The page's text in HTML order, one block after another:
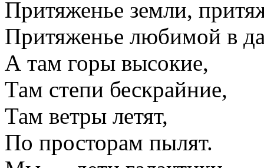
Притяженье земли,
Притяженье любимой в
А там горы высокие,
Там степи бескрайние,
Там ветры летят,
По просторам пылят.